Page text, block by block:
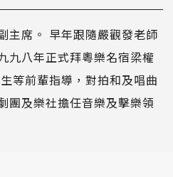
主席。 早年跟隨嚴觀發老師
九八年正式拜粵樂名宿梁權
等前輩指導，對拍和及唱曲
團及樂社擔任音樂及擊樂領